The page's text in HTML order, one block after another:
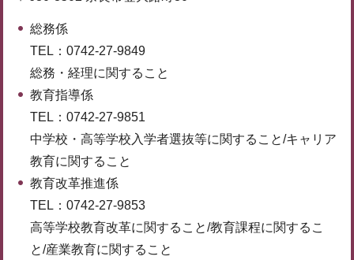
総務係
TEL：0742-27-9849
総務・経理に関すること
教育指導係
TEL：0742-27-9851
中学校・高等学校入学者選抜等に関すること/キャリア
教育に関すること
教育改革推進係
TEL：0742-27-9853
高等学校教育改革に関すること/教育課程に関するこ
と/産業教育に関すること